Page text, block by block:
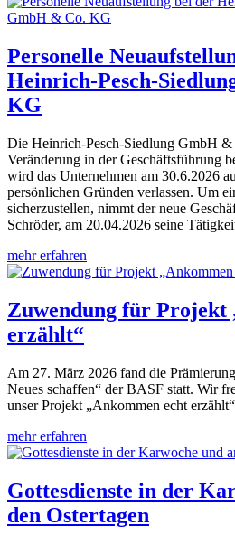
Personelle
Heinrich-Pesch-
KG
Die Heinrich-Pesch-Siedlung GmbH
Veränderung in der Geschäftsführung
wird das Unternehmen am 30.6.2026
persönlichen Gründen verlassen. Um
sicherzustellen, nimmt der neue
Schröder, am 20.04.2026 seine
mehr erfahren
Zuwendung für Projekt
erzählt“
Am 27. März 2026 fand die
Neues schaffen“ der BASF statt. Wir
unser Projekt „Ankommen echt
mehr erfahren
Gottesdienste in der
den Ostertagen